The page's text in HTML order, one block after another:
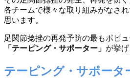
各チームで様々な取り組みがなされ
思います。
足関節捻挫の再発予防の最もポピ
「テーピング・サポーター」 が挙げ
テーピング・サポータ